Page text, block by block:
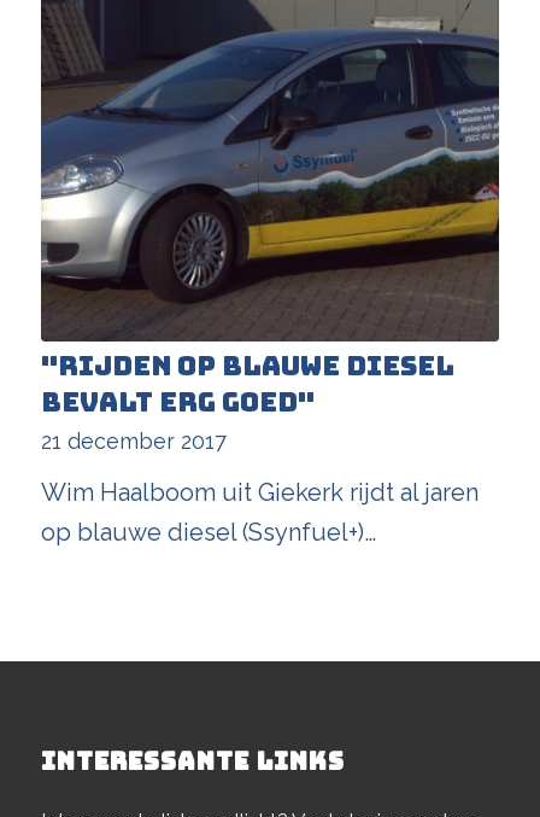
"Rijden op blauwe diesel
bevalt erg goed"
21 december 2017
Wim Haalboom uit Giekerk rijdt al jaren
op blauwe diesel (Ssynfuel+)…
INTERESSANTE LINKS